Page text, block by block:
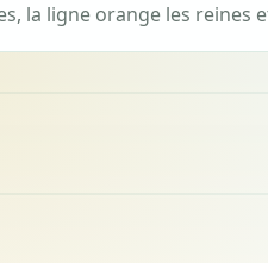
la ligne orange les